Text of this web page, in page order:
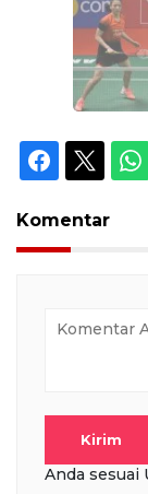
Komentar
Kirim
Anda sesuai